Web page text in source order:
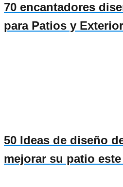
70 encantadores
para Patios y
50 Ideas de diseño
mejorar su patio